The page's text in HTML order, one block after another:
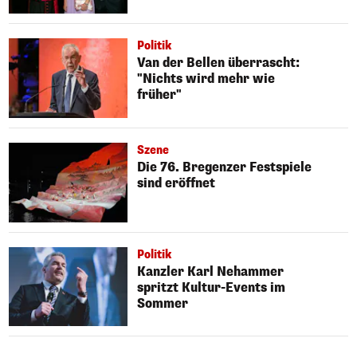
Politik
Van der Bellen überrascht:
"Nichts wird mehr wie
früher"
Szene
Die 76. Bregenzer Festspiele
sind eröffnet
Politik
Kanzler Karl Nehammer
spritzt Kultur-Events im
Sommer